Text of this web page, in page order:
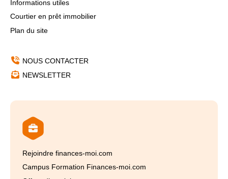
Informations utiles
Courtier en prêt immobilier
Plan du site
NOUS CONTACTER
NEWSLETTER
Rejoindre finances-moi.com
Campus Formation Finances-moi.com